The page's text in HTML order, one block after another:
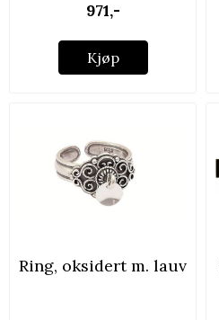
971,-
Kjøp
Ring, oksidert m. lauv